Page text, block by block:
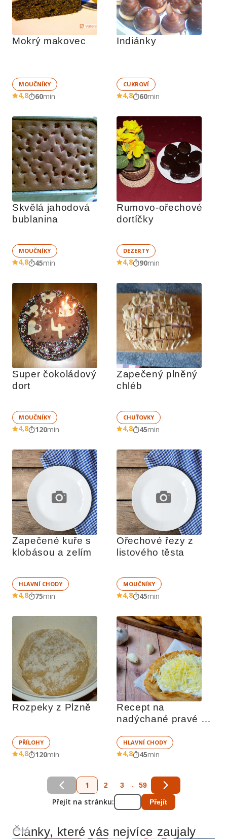
Mokrý makovec
MOUČNÍKY
4,8 60min
Indiánky
CUKROVÍ
4,8 60min
Skvělá jahodová
bublanina
MOUČNÍKY
4,8 45min
Rumovo-ořechové
dortíčky
DEZERTY
4,8 90min
Super čokoládový
dort
MOUČNÍKY
4,8 120min
Zapečený plněný
chléb
CHUŤOVKY
4,8 45min
Zapečené kuře s
klobásou a zelím
HLAVNÍ CHODY
4,8 75min
Ořechové řezy z
listového těsta
MOUČNÍKY
4,8 45min
Rozpeky z Plzně
PŘÍLOHY
4,8 120min
Recept na
nadýchané pravé
HLAVNÍ CHODY
4,8 45min
1 2 3 ... 59
Přejít na stránku: Přejít
Reklama
Články, které vás nejvíce zaujaly